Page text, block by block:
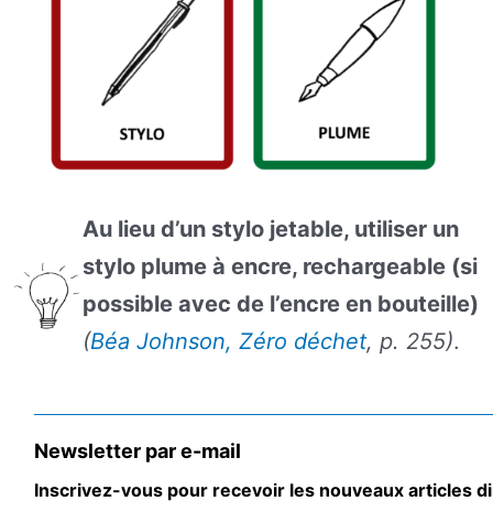
Au lieu d’un stylo jetable, utiliser un
stylo plume à encre, rechargeable (si
possible avec de l’encre en bouteille)
(Béa Johnson, Zéro déchet, p. 255).
Newsletter par e-mail
Inscrivez-vous pour recevoir les nouveaux articles